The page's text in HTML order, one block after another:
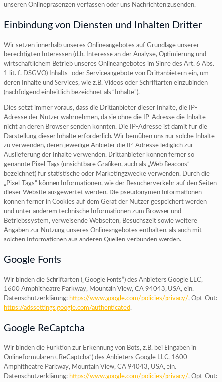
unseren Onlinepräsenzen verfassen oder uns Nachrichten zusenden.
Einbindung von Diensten und Inhalten Dritter
Wir setzen innerhalb unseres Onlineangebotes auf Grundlage unserer
berechtigten Interessen (d.h. Interesse an der Analyse, Optimierung und
wirtschaftlichem Betrieb unseres Onlineangebotes im Sinne des Art. 6 Abs.
1 lit. f. DSGVO) Inhalts- oder Serviceangebote von Drittanbietern ein, um
deren Inhalte und Services, wie z.B. Videos oder Schriftarten einzubinden
(nachfolgend einheitlich bezeichnet als “Inhalte”).
Dies setzt immer voraus, dass die Drittanbieter dieser Inhalte, die IP-
Adresse der Nutzer wahrnehmen, da sie ohne die IP-Adresse die Inhalte
nicht an deren Browser senden könnten. Die IP-Adresse ist damit für die
Darstellung dieser Inhalte erforderlich. Wir bemühen uns nur solche Inhalte
zu verwenden, deren jeweilige Anbieter die IP-Adresse lediglich zur
Auslieferung der Inhalte verwenden. Drittanbieter können ferner so
genannte Pixel-Tags (unsichtbare Grafiken, auch als „Web Beacons“
bezeichnet) für statistische oder Marketingzwecke verwenden. Durch die
„Pixel-Tags“ können Informationen, wie der Besucherverkehr auf den Seiten
dieser Website ausgewertet werden. Die pseudonymen Informationen
können ferner in Cookies auf dem Gerät der Nutzer gespeichert werden
und unter anderem technische Informationen zum Browser und
Betriebssystem, verweisende Webseiten, Besuchszeit sowie weitere
Angaben zur Nutzung unseres Onlineangebotes enthalten, als auch mit
solchen Informationen aus anderen Quellen verbunden werden.
Google Fonts
Wir binden die Schriftarten („Google Fonts“) des Anbieters Google LLC,
1600 Amphitheatre Parkway, Mountain View, CA 94043, USA, ein.
Datenschutzerklärung: https://www.google.com/policies/privacy/, Opt-Out:
https://adssettings.google.com/authenticated.
Google ReCaptcha
Wir binden die Funktion zur Erkennung von Bots, z.B. bei Eingaben in
Onlineformularen („ReCaptcha“) des Anbieters Google LLC, 1600
Amphitheatre Parkway, Mountain View, CA 94043, USA, ein.
Datenschutzerklärung: https://www.google.com/policies/privacy/, Opt-Out: